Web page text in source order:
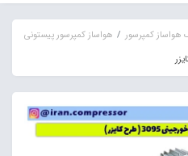
هواساز کمپرسور
هواساز کمپرسور پیستونی